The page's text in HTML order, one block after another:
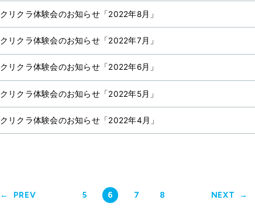
クリクラ体験会のお知らせ「2022年8月」
クリクラ体験会のお知らせ「2022年7月」
クリクラ体験会のお知らせ「2022年6月」
クリクラ体験会のお知らせ「2022年5月」
クリクラ体験会のお知らせ「2022年4月」
PREV 5 6 7 8 NEXT